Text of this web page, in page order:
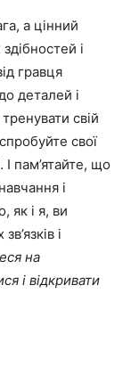
а цінний
і
гравця
деталей і
свій
свої
пам’ятайте, що
і
як і я, ви
і
на
і відкривати